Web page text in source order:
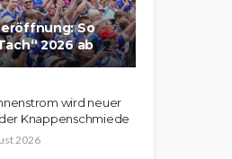
So
2026 ab
wird neuer
Knappenschmiede
2026